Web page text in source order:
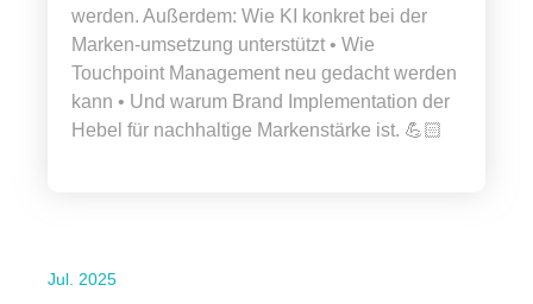
werden. Außerdem: Wie KI konkret bei der
Marken-umsetzung unterstützt • Wie
Touchpoint Management neu gedacht werden
kann • Und warum Brand Implementation der
Hebel für nachhaltige Markenstärke ist. 💪🏻
Jul. 2025